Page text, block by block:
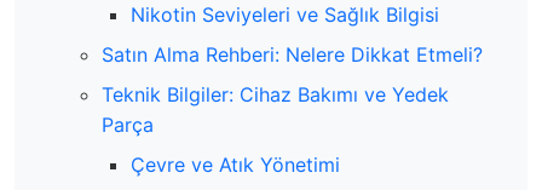
Nikotin Seviyeleri ve Sağlık Bilgisi
Satın Alma Rehberi: Nelere Dikkat Etmeli?
Teknik Bilgiler: Cihaz Bakımı ve Yedek
Parça
Çevre ve Atık Yönetimi